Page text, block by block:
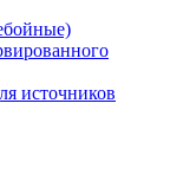
источников